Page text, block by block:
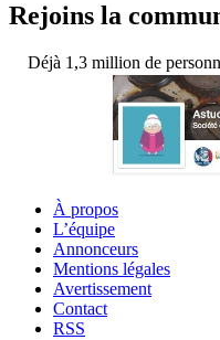
Rejoins la
Déjà 1,3 million de
À propos
L’équipe
Annonceurs
Mentions légales
Avertissement
Contact
RSS